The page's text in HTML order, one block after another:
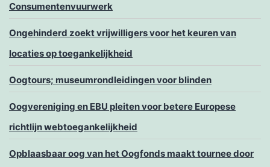
Consumentenvuurwerk
Ongehinderd zoekt vrijwilligers voor het keuren van
locaties op toegankelijkheid
Oogtours; museumrondleidingen voor blinden
Oogvereniging en EBU pleiten voor betere Europese
richtlijn webtoegankelijkheid
Opblaasbaar oog van het Oogfonds maakt tournee door